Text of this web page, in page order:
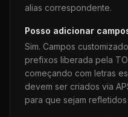
alias correspondente.
Posso adicionar
Sim. Campos
prefixos liberada pela
começando com letras
devem ser criados via
para que sejam refletidos